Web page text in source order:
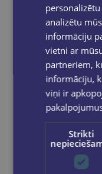
analizētu
informāciju
vietni ar
partneriem,
informāciju,
viņi ir
Strikti